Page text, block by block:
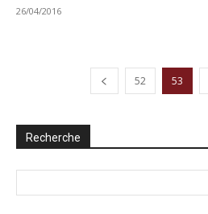
26/04/2016
52 53
Recherche